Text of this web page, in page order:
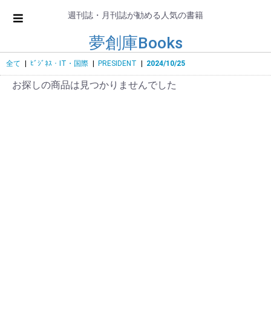
週刊誌・月刊誌が勧める人気の書籍
夢創庫Books
全て ﾋﾞｼﾞﾈｽ・IT・国際 PRESIDENT 2024/10/25
お探しの商品は見つかりませんでした